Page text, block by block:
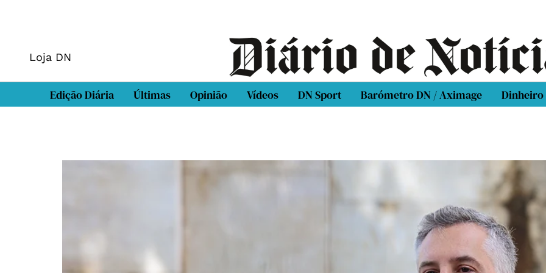
Loja DN
Edição Diária Últimas Opinião Vídeos DN Sport Barómetro DN / Aximage Dinheiro